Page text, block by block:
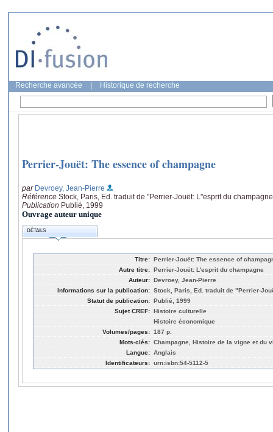
Recherche avancée Historique de recherche
Perrier-Jouët: The essence of champagne
par Devroey, Jean-Pierre
Référence Stock, Paris, Ed. traduit de "Perrier-Jouët: L''esprit du
Publication Publié, 1999
Ouvrage auteur unique
DÉTAILS
Titre: Perrier-Jouët: The essence of
Autre titre: Perrier-Jouët: L'esprit du champagne
Auteur: Devroey, Jean-Pierre
Informations sur la publication: Stock, Paris, Ed. traduit de "Perrier-
Statut de publication: Publié, 1999
Sujet CREF: Histoire culturelle
Histoire économique
Volumes/pages: 187 p.
Mots-clés: Champagne, Histoire de la vigne et du
Langue: Anglais
Identificateurs: urn:isbn:54-5112-5